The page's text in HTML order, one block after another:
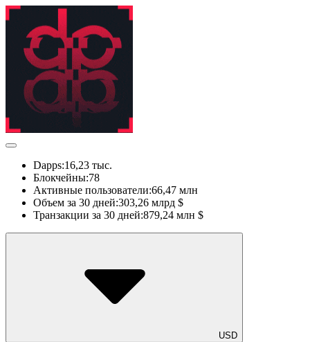
Dapps:16,23 тыс.
Блокчейны:78
Активные пользователи:66,47 млн
Объем за 30 дней:303,26 млрд $
Транзакции за 30 дней:879,24 млн $
USD